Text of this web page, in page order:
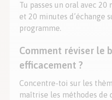
Tu passes un oral avec
et 20 minutes d’échange
programme.
Comment réviser le
efficacement ?
Concentre-toi sur les
maîtrise les méthodes de